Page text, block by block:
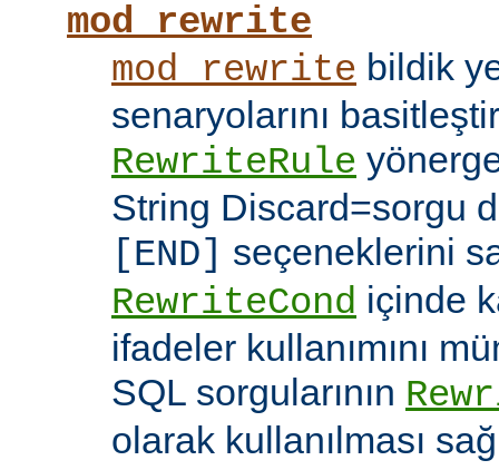
mod_rewrite
mod_rewrite bildik
senaryolarını
RewriteRule
String Discard=sorgu
[END]
seçeneklerini
RewriteCond içinde
ifadeler kullanımını
SQL sorgularının
olarak kullanılması